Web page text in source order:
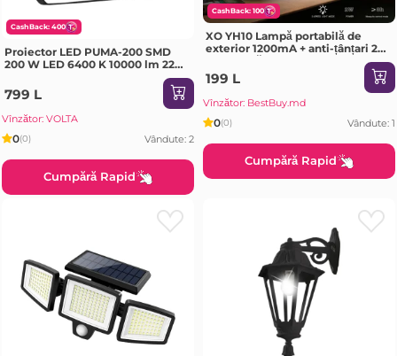
CashBack: 400
Proiector LED PUMA-200 SMD
200 W LED 6400 K 10000 lm 220 -
799 L
Vînzător: VOLTA
0(0) Vândute: 2
Cumpără Rapid
CashBack: 100
XO YH10 Lampă portabilă de
exterior 1200mA + anti-țânțari 2
în 1 Alb-gălbui
199 L
Vînzător: BestBuy.md
0(0) Vândute: 1
Cumpără Rapid